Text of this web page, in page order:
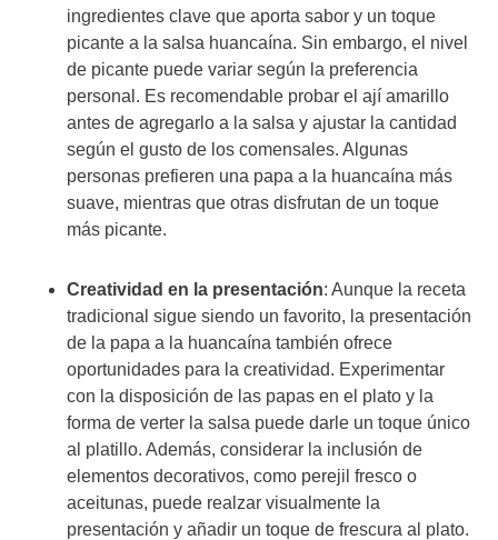
ingredientes clave que aporta sabor y un toque
picante a la salsa huancaína. Sin embargo, el nivel
de picante puede variar según la preferencia
personal. Es recomendable probar el ají amarillo
antes de agregarlo a la salsa y ajustar la cantidad
según el gusto de los comensales. Algunas
personas prefieren una papa a la huancaína más
suave, mientras que otras disfrutan de un toque
más picante.
Creatividad en la presentación: Aunque la receta
tradicional sigue siendo un favorito, la presentación
de la papa a la huancaína también ofrece
oportunidades para la creatividad. Experimentar
con la disposición de las papas en el plato y la
forma de verter la salsa puede darle un toque único
al platillo. Además, considerar la inclusión de
elementos decorativos, como perejil fresco o
aceitunas, puede realzar visualmente la
presentación y añadir un toque de frescura al plato.